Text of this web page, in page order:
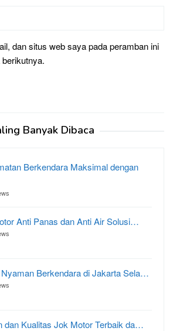
dan situs web saya pada peramban ini
Banyak Dibaca
Berkendara Maksimal dengan
Anti Panas dan Anti Air Solusi…
Berkendara di Jakarta Sela…
dan Kualitas Jok Motor Terbaik da…